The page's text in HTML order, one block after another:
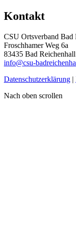
Kontakt
CSU Ortsverband Bad
Froschhamer Weg 6a
83435 Bad Reichenhall
info@csu-
Datenschutzerklärung |
Nach oben scrollen